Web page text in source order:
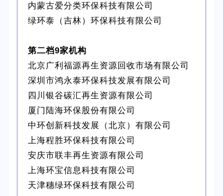
内蒙古爱分类环保科技有限公司
绿环泰（吉林）环保科技有限公司
第二档9家机构
北京广利福源再生资源回收市场有限公司
深圳市鸿永泰环保科技发展有限公司
四川银谷碳汇再生资源有限公司
厦门陆海环保股份有限公司
中环创新科技发展（北京）有限公司
上海程胜环保科技有限公司
安庆市联丰再生资源有限公司
上海环宝信息科技有限公司
天津穗绿环保科技有限公司